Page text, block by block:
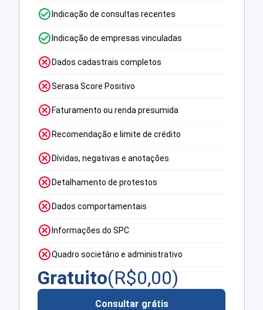
Indicação de consultas recentes
Indicação de empresas vinculadas
Dados cadastrais completos
Serasa Score Positivo
Faturamento ou renda presumida
Recomendação e limite de crédito
Dívidas, negativas e anotações
Detalhamento de protestos
Dados comportamentais
Informações do SPC
Quadro societário e administrativo
Gratuito(R$0,00)
Consultar grátis